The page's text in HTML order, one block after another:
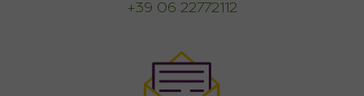
+39 06 22772112